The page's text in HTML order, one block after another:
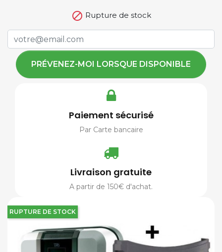
RUPTURE DE STOCK
 Rupture de stock
PRÉVENEZ-MOI LORSQUE DISPONIBLE
Paiement sécurisé
Par Carte bancaire
Livraison gratuite
A partir de 150€ d'achat.